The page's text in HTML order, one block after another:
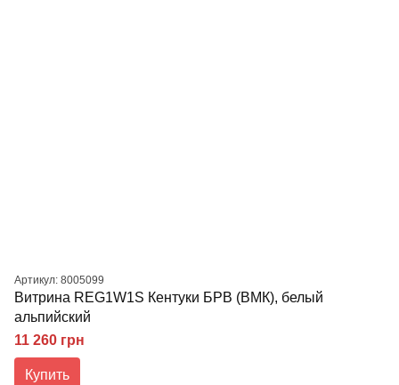
Артикул: 8005099
Витрина REG1W1S Кентуки БРВ (ВМК), белый
альпийский
11 260 грн
Купить